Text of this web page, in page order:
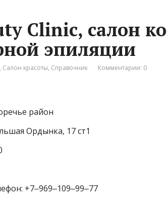
Clinic, салон
эпиляции
, Салон красоты, Справочник Комментарии: 0
район
Ордынка, 17 ст1
+7‒969‒109‒99‒77